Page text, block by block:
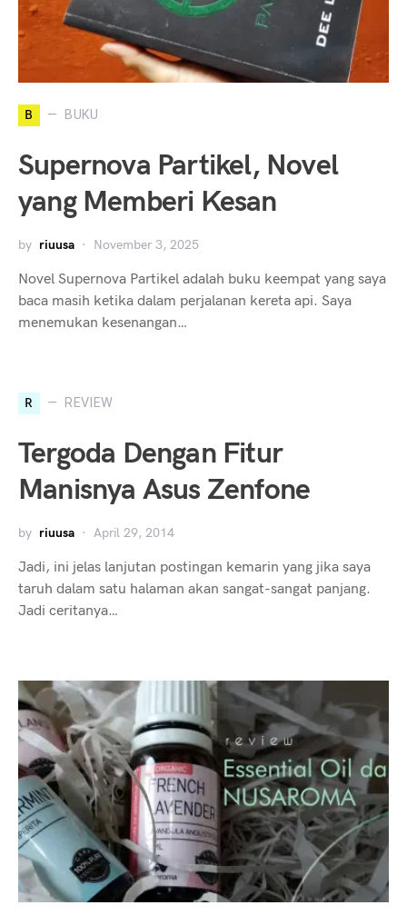
B BUKU
Supernova Partikel, Novel
yang Memberi Kesan
by riuusa November 3, 2025
Novel Supernova Partikel adalah buku keempat yang saya
baca masih ketika dalam perjalanan kereta api. Saya
menemukan kesenangan…
R REVIEW
Tergoda Dengan Fitur
Manisnya Asus Zenfone
by riuusa April 29, 2014
Jadi, ini jelas lanjutan postingan kemarin yang jika saya
taruh dalam satu halaman akan sangat-sangat panjang.
Jadi ceritanya…